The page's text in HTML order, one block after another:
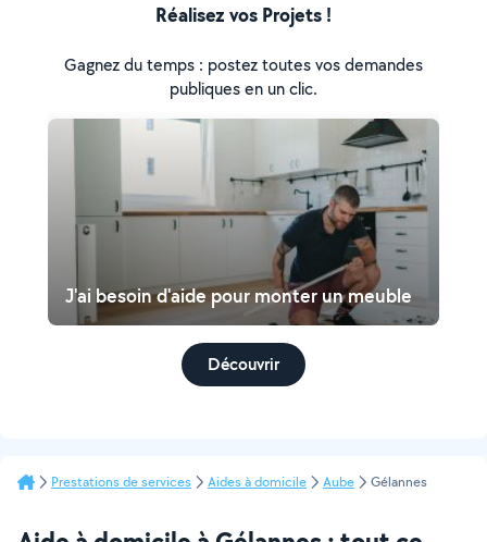
Réalisez vos Projets !
Gagnez du temps : postez toutes vos demandes
publiques en un clic.
J'ai besoin d'aide pour monter un meuble
Découvrir
Prestations de services Aides à domicile Aube Gélannes